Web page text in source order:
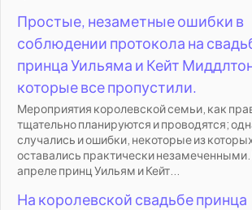
Простые, незаметные ошибки в
соблюдении протокола на
принца Уильяма и Кейт
которые все пропустили.
Мероприятия королевской семьи, как
тщательно планируются и проводятся;
случались и ошибки, некоторые из
оставались практически незамеченными.
апреле принц Уильям и Кейт...
На королевской свадьбе принца